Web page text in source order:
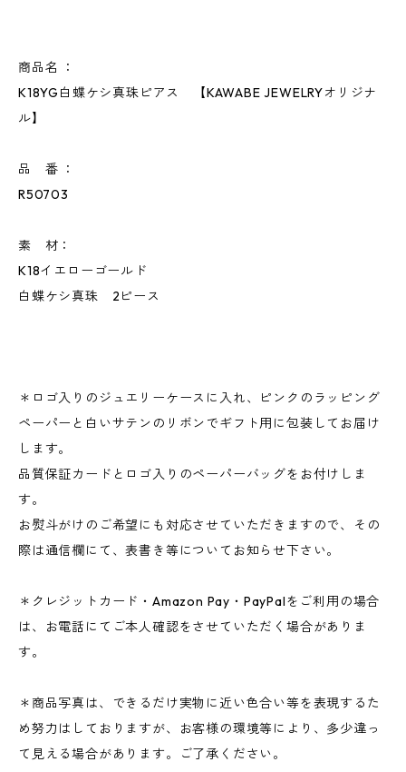
商品名 ：
K18YG白蝶ケシ真珠ピアス 【KAWABE JEWELRYオリジナ
ル】
品 番 ：
R50703
素 材：
K18イエローゴールド
白蝶ケシ真珠 2ピース
＊ロゴ入りのジュエリーケースに入れ、ピンクのラッピング
ペーパーと白いサテンのリボンでギフト用に包装してお届け
します。
品質保証カードとロゴ入りのペーパーバッグをお付けしま
す。
お熨斗がけのご希望にも対応させていただきますので、その
際は通信欄にて、表書き等についてお知らせ下さい。
＊クレジットカード・Amazon Pay・PayPalをご利用の場合
は、お電話にてご本人確認をさせていただく場合がありま
す。
＊商品写真は、できるだけ実物に近い色合い等を表現するた
め努力はしておりますが、お客様の環境等により、多少違っ
て見える場合があります。ご了承ください。